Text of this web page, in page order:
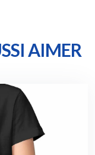
AIMER